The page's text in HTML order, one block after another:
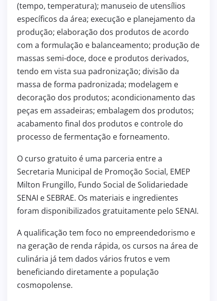
(tempo, temperatura); manuseio de utensílios
específicos da área; execução e planejamento da
produção; elaboração dos produtos de acordo
com a formulação e balanceamento; produção de
massas semi-doce, doce e produtos derivados,
tendo em vista sua padronização; divisão da
massa de forma padronizada; modelagem e
decoração dos produtos; acondicionamento das
peças em assadeiras; embalagem dos produtos;
acabamento final dos produtos e controle do
processo de fermentação e forneamento.
O curso gratuito é uma parceria entre a
Secretaria Municipal de Promoção Social, EMEP
Milton Frungillo, Fundo Social de Solidariedade
SENAI e SEBRAE. Os materiais e ingredientes
foram disponibilizados gratuitamente pelo SENAI.
A qualificação tem foco no empreendedorismo e
na geração de renda rápida, os cursos na área de
culinária já tem dados vários frutos e vem
beneficiando diretamente a população
cosmopolense.